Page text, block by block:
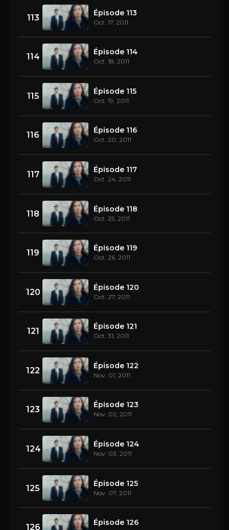
113 Épisode 113
Oct. 17, 2011
114 Épisode 114
Oct. 18, 2011
115 Épisode 115
Oct. 19, 2011
116 Épisode 116
Oct. 20, 2011
117 Épisode 117
Oct. 24, 2011
118 Épisode 118
Oct. 25, 2011
119 Épisode 119
Oct. 26, 2011
120 Épisode 120
Oct. 27, 2011
121 Épisode 121
Oct. 31, 2011
122 Épisode 122
Nov. 01, 2011
123 Épisode 123
Nov. 02, 2011
124 Épisode 124
Nov. 03, 2011
125 Épisode 125
Nov. 07, 2011
126 Épisode 126